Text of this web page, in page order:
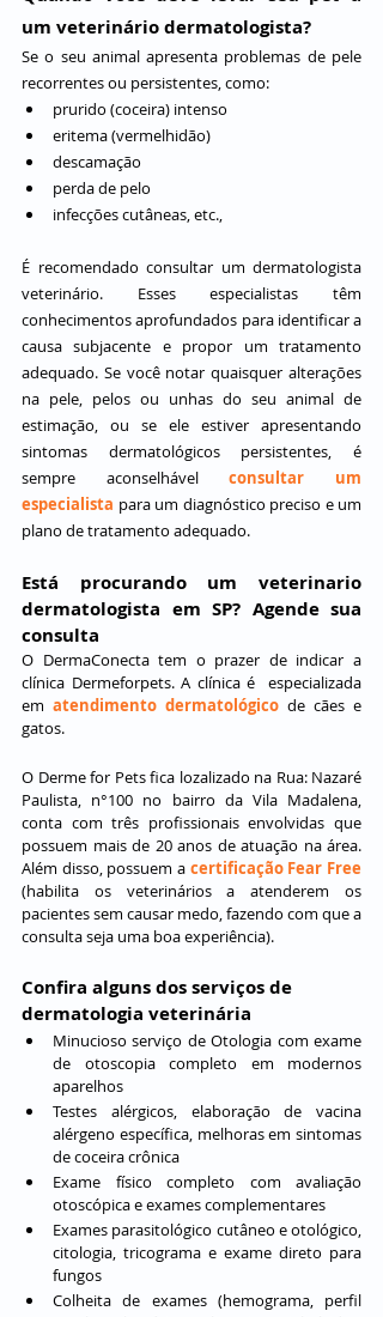
um veterinário dermatologista?
Se o seu animal apresenta problemas de pele
recorrentes ou persistentes, como:
prurido (coceira) intenso
eritema (vermelhidão)
descamação
perda de pelo
infecções cutâneas, etc.,
É recomendado consultar um dermatologista
veterinário. Esses especialistas têm
conhecimentos aprofundados para identificar a
causa subjacente e propor um tratamento
adequado. Se você notar quaisquer alterações
na pele, pelos ou unhas do seu animal de
estimação, ou se ele estiver apresentando
sintomas dermatológicos persistentes, é
sempre aconselhável consultar um
especialista para um diagnóstico preciso e um
plano de tratamento adequado.
Está procurando um veterinario
dermatologista em SP? Agende sua
consulta
O DermaConecta tem o prazer de indicar a
clínica Dermeforpets. A clínica é  especializada
em atendimento dermatológico de cães e
gatos.
O Derme for Pets fica lozalizado na Rua: Nazaré
Paulista, n°100 no bairro da Vila Madalena,
conta com três profissionais envolvidas que
possuem mais de 20 anos de atuação na área.
Além disso, possuem a certificação Fear Free
(habilita os veterinários a atenderem os
pacientes sem causar medo, fazendo com que a
consulta seja uma boa experiência).
Confira alguns dos serviços de
dermatologia veterinária
Minucioso serviço de Otologia com exame
de otoscopia completo em modernos
aparelhos
Testes alérgicos, elaboração de vacina
alérgeno específica, melhoras em sintomas
de coceira crônica
Exame físico completo com avaliação
otoscópica e exames complementares
Exames parasitológico cutâneo e otológico,
citologia, tricograma e exame direto para
fungos
Colheita de exames (hemograma, perfil